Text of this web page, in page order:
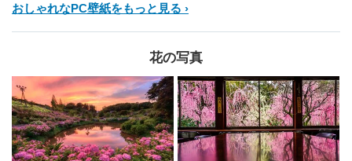
おしゃれなPC壁紙をもっと見る
花の写真